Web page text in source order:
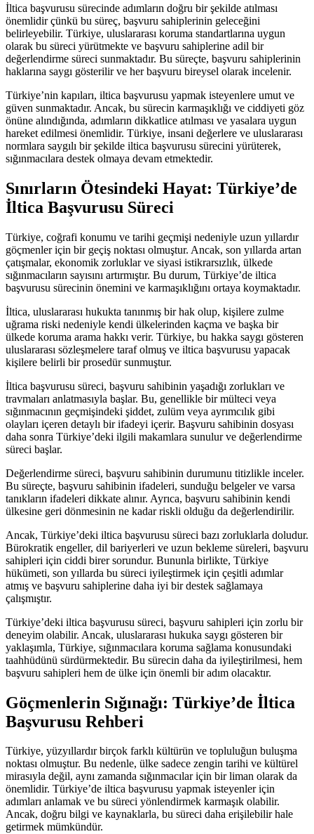
İltica başvurusu sürecinde adımların doğru bir şekilde atılması
önemlidir çünkü bu süreç, başvuru sahiplerinin geleceğini
belirleyebilir. Türkiye, uluslararası koruma standartlarına uygun
olarak bu süreci yürütmekte ve başvuru sahiplerine adil bir
değerlendirme süreci sunmaktadır. Bu süreçte, başvuru sahiplerinin
haklarına saygı gösterilir ve her başvuru bireysel olarak incelenir.
Türkiye’nin kapıları, iltica başvurusu yapmak isteyenlere umut ve
güven sunmaktadır. Ancak, bu sürecin karmaşıklığı ve ciddiyeti göz
önüne alındığında, adımların dikkatlice atılması ve yasalara uygun
hareket edilmesi önemlidir. Türkiye, insani değerlere ve uluslararası
normlara saygılı bir şekilde iltica başvurusu sürecini yürüterek,
sığınmacılara destek olmaya devam etmektedir.
Sınırların Ötesindeki Hayat: Türkiye’de
İltica Başvurusu Süreci
Türkiye, coğrafi konumu ve tarihi geçmişi nedeniyle uzun yıllardır
göçmenler için bir geçiş noktası olmuştur. Ancak, son yıllarda artan
çatışmalar, ekonomik zorluklar ve siyasi istikrarsızlık, ülkede
sığınmacıların sayısını artırmıştır. Bu durum, Türkiye’de iltica
başvurusu sürecinin önemini ve karmaşıklığını ortaya koymaktadır.
İltica, uluslararası hukukta tanınmış bir hak olup, kişilere zulme
uğrama riski nedeniyle kendi ülkelerinden kaçma ve başka bir
ülkede koruma arama hakkı verir. Türkiye, bu hakka saygı gösteren
uluslararası sözleşmelere taraf olmuş ve iltica başvurusu yapacak
kişilere belirli bir prosedür sunmuştur.
İltica başvurusu süreci, başvuru sahibinin yaşadığı zorlukları ve
travmaları anlatmasıyla başlar. Bu, genellikle bir mülteci veya
sığınmacının geçmişindeki şiddet, zulüm veya ayrımcılık gibi
olayları içeren detaylı bir ifadeyi içerir. Başvuru sahibinin dosyası
daha sonra Türkiye’deki ilgili makamlara sunulur ve değerlendirme
süreci başlar.
Değerlendirme süreci, başvuru sahibinin durumunu titizlikle inceler.
Bu süreçte, başvuru sahibinin ifadeleri, sunduğu belgeler ve varsa
tanıkların ifadeleri dikkate alınır. Ayrıca, başvuru sahibinin kendi
ülkesine geri dönmesinin ne kadar riskli olduğu da değerlendirilir.
Ancak, Türkiye’deki iltica başvurusu süreci bazı zorluklarla doludur.
Bürokratik engeller, dil bariyerleri ve uzun bekleme süreleri, başvuru
sahipleri için ciddi birer sorundur. Bununla birlikte, Türkiye
hükümeti, son yıllarda bu süreci iyileştirmek için çeşitli adımlar
atmış ve başvuru sahiplerine daha iyi bir destek sağlamaya
çalışmıştır.
Türkiye’deki iltica başvurusu süreci, başvuru sahipleri için zorlu bir
deneyim olabilir. Ancak, uluslararası hukuka saygı gösteren bir
yaklaşımla, Türkiye, sığınmacılara koruma sağlama konusundaki
taahhüdünü sürdürmektedir. Bu sürecin daha da iyileştirilmesi, hem
başvuru sahipleri hem de ülke için önemli bir adım olacaktır.
Göçmenlerin Sığınağı: Türkiye’de İltica
Başvurusu Rehberi
Türkiye, yüzyıllardır birçok farklı kültürün ve topluluğun buluşma
noktası olmuştur. Bu nedenle, ülke sadece zengin tarihi ve kültürel
mirasıyla değil, aynı zamanda sığınmacılar için bir liman olarak da
önemlidir. Türkiye’de iltica başvurusu yapmak isteyenler için
adımları anlamak ve bu süreci yönlendirmek karmaşık olabilir.
Ancak, doğru bilgi ve kaynaklarla, bu süreci daha erişilebilir hale
getirmek mümkündür.